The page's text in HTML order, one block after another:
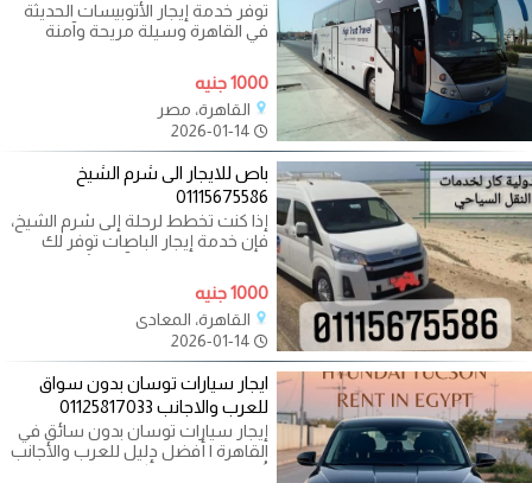
توفر خدمة إيجار الأتوبيسات الحديثة
في القاهرة وسيلة مريحة وآمنة
1000 جنيه
القاهرة، مصر
باص للايجار الى شرم الشيخ
01115675586
إذا كنت تخطط لرحلة إلى شرم الشيخ،
فإن خدمة إيجار الباصات توفر لك
تجربة سفر مريحة وآمنة. يُستخدم
1000 جنيه
القاهرة، المعادي
ايجار سيارات توسان بدون سواق
للعرب والاجانب 01125817033
إيجار سيارات توسان بدون سائق في
القاهرة | أفضل دليل للعرب والأجانب
تُعد القاهرة من أكبر المدن